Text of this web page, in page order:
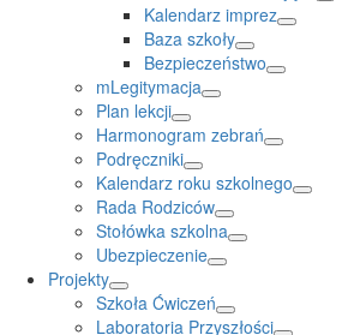
Kalendarz imprez
Baza szkoły
Bezpieczeństwo
mLegitymacja
Plan lekcji
Harmonogram zebrań
Podręczniki
Kalendarz roku szkolnego
Rada Rodziców
Stołówka szkolna
Ubezpieczenie
Projekty
Szkoła Ćwiczeń
Laboratoria Przyszłości